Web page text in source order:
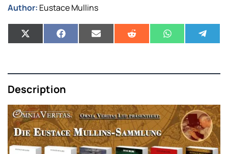
Author: Eustace Mullins
Description